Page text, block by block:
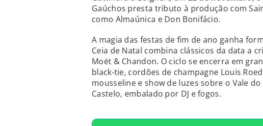
Gaúchos presta tributo à produção com
como Almaúnica e Don Bonifácio.
A magia das festas de fim de ano ganha
Ceia de Natal combina clássicos da data a
Moët & Chandon. O ciclo se encerra em
black-tie, cordões de champagne Louis
mousseline e show de luzes sobre o Vale
Castelo, embalado por DJ e fogos.